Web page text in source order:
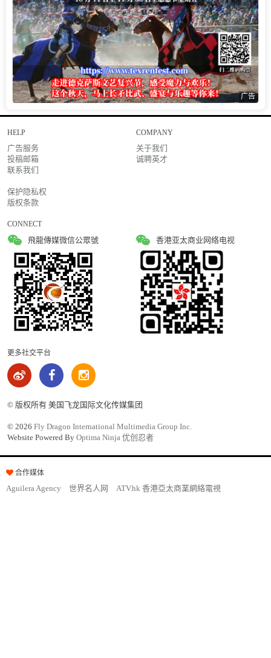
广告
HELP
广告服务
投稿邮箱
联系我们
保护隐私权
版权条款
COMPANY
关于我们
诚聘英才
CONNECT
飛龍傳媒微信公眾號 香港亚太商业网络电视
更多社交平台
© 版权所有 美国飞龙国际文化传媒集团
© 2026 Fly Dragon International Multimedia Group Inc.
Website Powered By Optima Ninja 优创忍者
合作媒体
Aguilera Agency 世界名人网 ATV.hk 香港亞太商業網絡電視